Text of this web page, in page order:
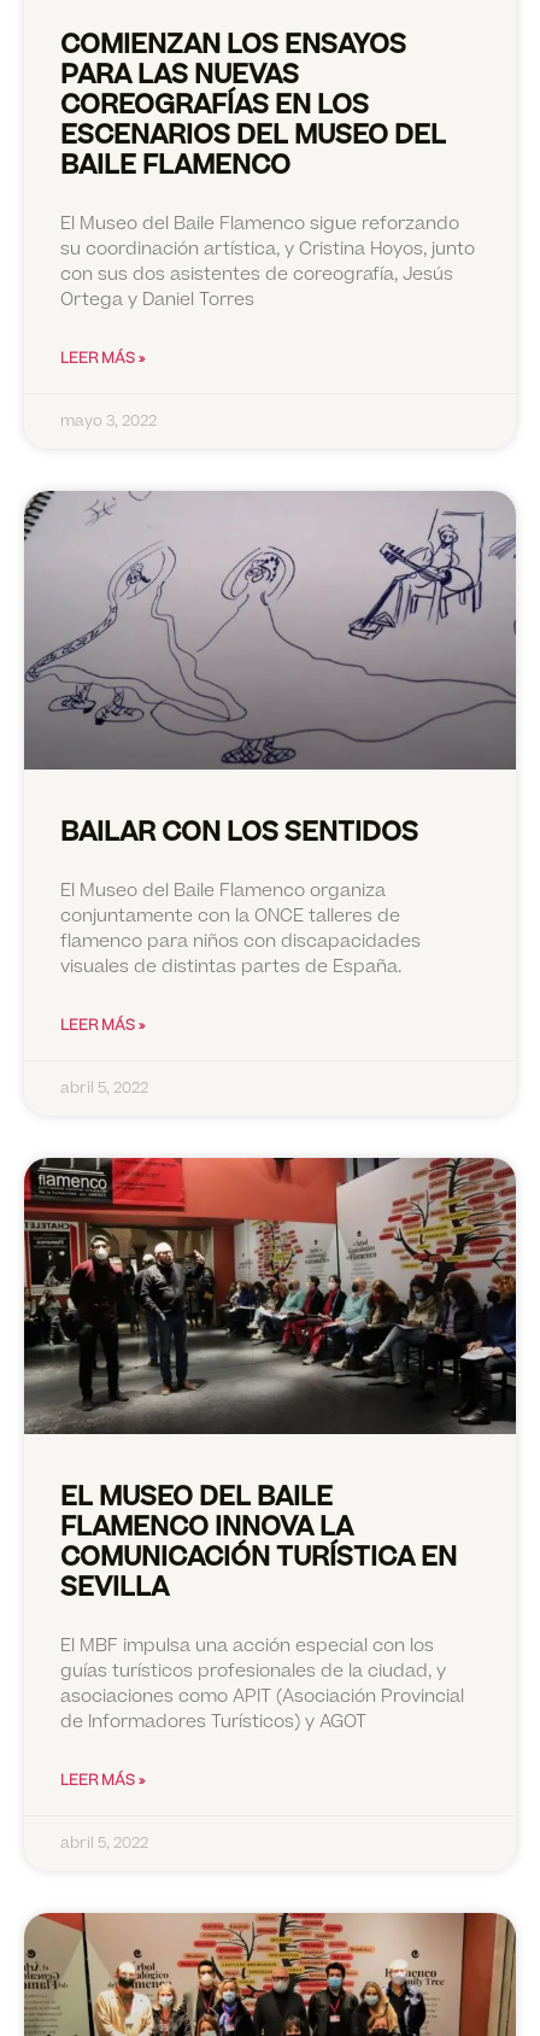
COMIENZAN LOS ENSAYOS
PARA LAS NUEVAS
COREOGRAFÍAS EN LOS
ESCENARIOS DEL MUSEO DEL
BAILE FLAMENCO
El Museo del Baile Flamenco sigue reforzando
su coordinación artística, y Cristina Hoyos, junto
con sus dos asistentes de coreografía, Jesús
Ortega y Daniel Torres
LEER MÁS »
mayo 3, 2022
BAILAR CON LOS SENTIDOS
El Museo del Baile Flamenco organiza
conjuntamente con la ONCE talleres de
flamenco para niños con discapacidades
visuales de distintas partes de España.
LEER MÁS »
abril 5, 2022
EL MUSEO DEL BAILE
FLAMENCO INNOVA LA
COMUNICACIÓN TURÍSTICA EN
SEVILLA
El MBF impulsa una acción especial con los
guías turísticos profesionales de la ciudad, y
asociaciones como APIT (Asociación Provincial
de Informadores Turísticos) y AGOT
LEER MÁS »
abril 5, 2022